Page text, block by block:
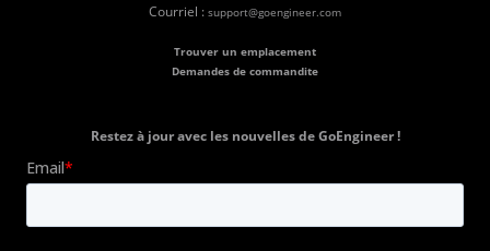
Courriel : support@goengineer.com
Trouver un emplacement
Demandes de commandite
Restez à jour avec les nouvelles de GoEngineer !